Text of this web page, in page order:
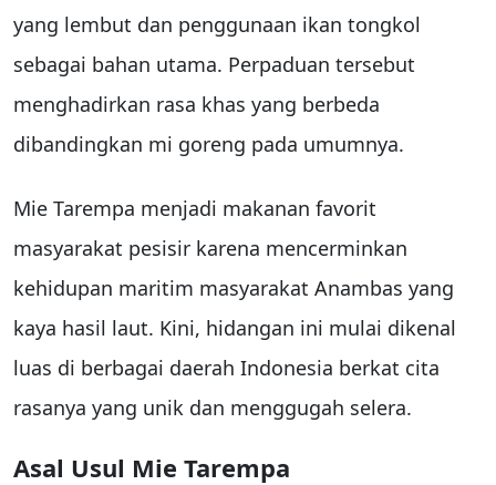
yang lembut dan penggunaan ikan tongkol
sebagai bahan utama. Perpaduan tersebut
menghadirkan rasa khas yang berbeda
dibandingkan mi goreng pada umumnya.
Mie Tarempa menjadi makanan favorit
masyarakat pesisir karena mencerminkan
kehidupan maritim masyarakat Anambas yang
kaya hasil laut. Kini, hidangan ini mulai dikenal
luas di berbagai daerah Indonesia berkat cita
rasanya yang unik dan menggugah selera.
Asal Usul Mie Tarempa